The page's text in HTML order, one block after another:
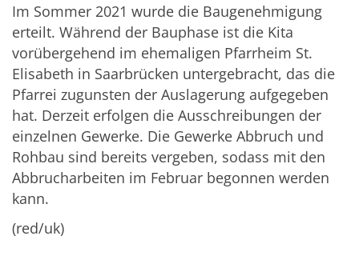
Im Sommer 2021 wurde die Baugenehmigung
erteilt. Während der Bauphase ist die Kita
vorübergehend im ehemaligen Pfarrheim St.
Elisabeth in Saarbrücken untergebracht, das die
Pfarrei zugunsten der Auslagerung aufgegeben
hat. Derzeit erfolgen die Ausschreibungen der
einzelnen Gewerke. Die Gewerke Abbruch und
Rohbau sind bereits vergeben, sodass mit den
Abbrucharbeiten im Februar begonnen werden
kann.
(red/uk)